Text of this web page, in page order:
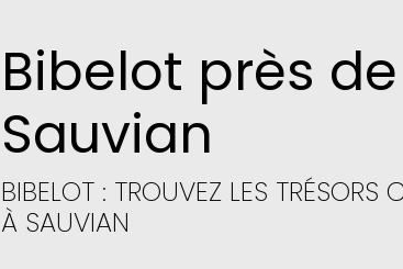
Bibelot près de
Sauvian
BIBELOT : TROUVEZ LES TRÉSORS
À SAUVIAN